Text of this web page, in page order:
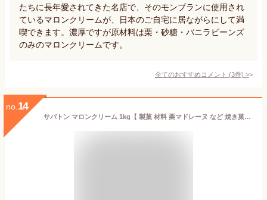
たちに長年愛されてきた名店で、そのモンブランに使用され
ているマロンクリームが、日本のご自宅に居ながらにして満
喫できます。濃厚ですが原材料は栗・砂糖・バニラビーンズ
のみのマロンクリームです。
全てのおすすめコメント (3件) >
no. 14
サバトン マロンクリーム 1kg【 製菓 材料 栗マドレーヌ など 焼き菓子 モンブラン など お菓子作りにパン トースト ジャム にも 】